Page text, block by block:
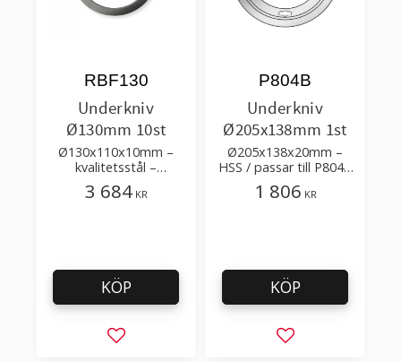
Underkniv
Ø130mm 10st
Ø130x110x10mm –
kvalitetsstål –
skärvinkel: 4°
RBF130
3 684KR
Lägg till i favoriter
KÖP
Underkniv
Ø205x138mm 1st
Ø205x138x20mm –
HSS / passar till P804A
överkniv
P804B
1 806 KR
Lägg till i
KÖP